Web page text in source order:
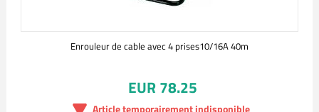
Enrouleur de cable avec 4 prises10/16A 40m
EUR 78.25
Article temporairement indisponible